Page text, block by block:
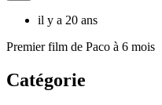
il y a 20 ans
Premier film de Paco à 6 mois
Catégorie